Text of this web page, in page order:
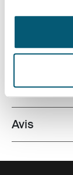
Toutes
Toggle overview
Avis